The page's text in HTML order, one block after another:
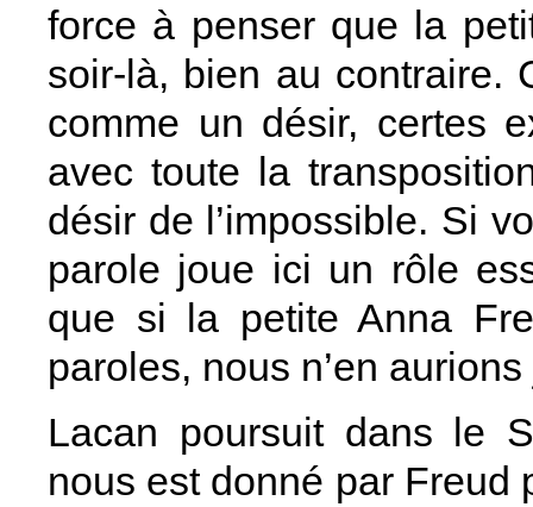
force à penser que la
soir-là, bien au contraire.
comme un désir, certes
avec toute la
désir de l’impossible. Si
parole joue ici un rôle
que si la petite Anna
paroles, nous n’en
Lacan poursuit dans le
nous est donné par Freud